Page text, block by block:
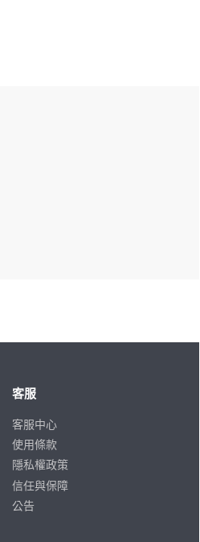
客服
客服中心
使用條款
隱私權政策
信任與保障
公告